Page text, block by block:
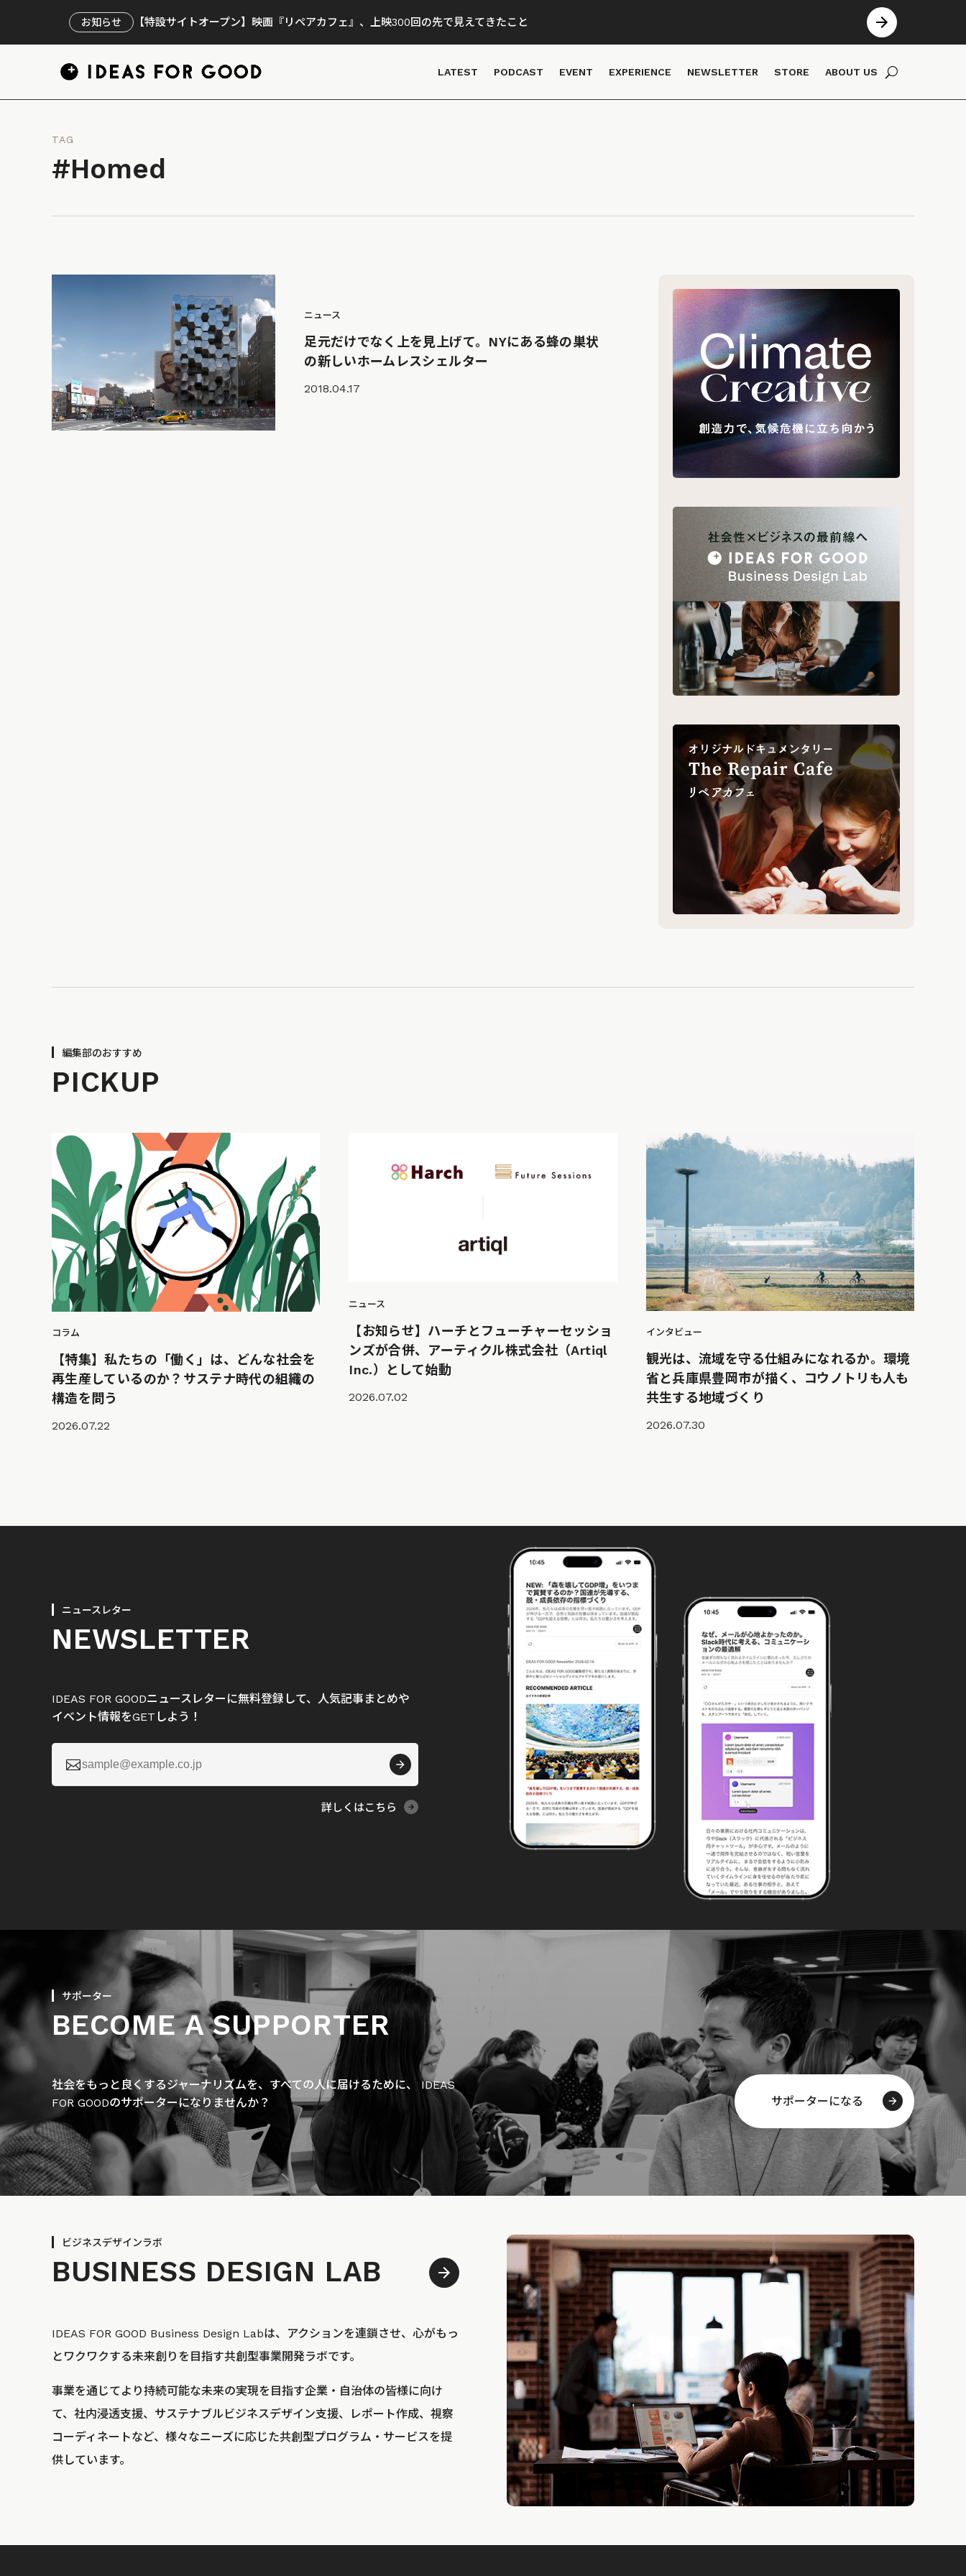
お知らせ 【特設サイトオープン】映画『リペアカフェ』、上映300回の先で見えてきたこと
LATEST PODCAST EVENT EXPERIENCE NEWSLETTER STORE ABOUT US
TAG
#Homed
ニュース
足元だけでなく上を見上げて。NYにある蜂の巣状
の新しいホームレスシェルター
2018.04.17
編集部のおすすめ
PICKUP
コラム
【特集】私たちの「働く」は、どんな社会を
再生産しているのか？サステナ時代の組織の
構造を問う
2026.07.22
ニュース
【お知らせ】ハーチとフューチャーセッショ
ンズが合併、アーティクル株式会社（Artiql
Inc.）として始動
2026.07.02
インタビュー
観光は、流域を守る仕組みになれるか。環境
省と兵庫県豊岡市が描く、コウノトリも人も
共生する地域づくり
2026.07.30
ニュースレター
NEWSLETTER
IDEAS FOR GOODニュースレターに無料登録して、人気記事まとめや
イベント情報をGETしよう！

詳しくはこちら
サポーター
BECOME A SUPPORTER
社会をもっと良くするジャーナリズムを、すべての人に届けるために、 IDEAS
FOR GOODのサポーターになりませんか？
サポーターになる
ビジネスデザインラボ
BUSINESS DESIGN LAB
IDEAS FOR GOOD Business Design Labは、アクションを連鎖させ、心がもっ
とワクワクする未来創りを目指す共創型事業開発ラボです。
事業を通じてより持続可能な未来の実現を目指す企業・自治体の皆様に向け
て、社内浸透支援、サステナブルビジネスデザイン支援、レポート作成、視察
コーディネートなど、様々なニーズに応じた共創型プログラム・サービスを提
供しています。